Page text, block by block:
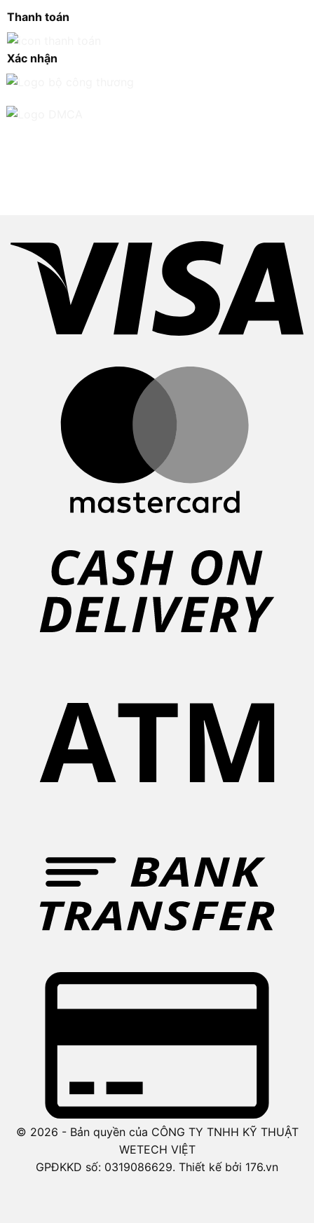
Thanh toán
Xác nhận
© 2026 - Bản quyền của CÔNG TY TNHH KỸ THUẬT
WETECH VIỆT
GPĐKKD số: 0319086629. Thiết kế bởi 176.vn